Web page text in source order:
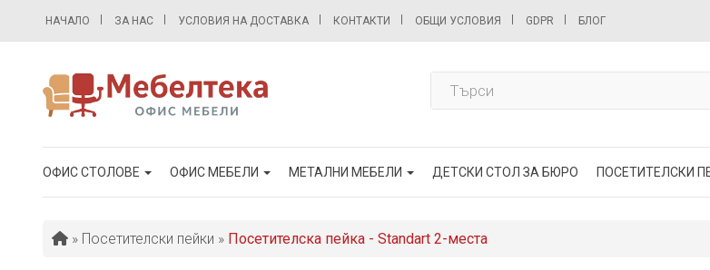
НАЧАЛО ЗА НАС УСЛОВИЯ НА ДОСТАВКА КОНТАКТИ ОБЩИ УСЛОВИЯ GDPR БЛОГ
ОФИС СТОЛОВЕ ОФИС МЕБЕЛИ МЕТАЛНИ МЕБЕЛИ ДЕТСКИ СТОЛ ЗА БЮРО ПОСЕТИТЕЛСКИ
» Посетителски пейки » Посетителска пейка - Standart 2-места